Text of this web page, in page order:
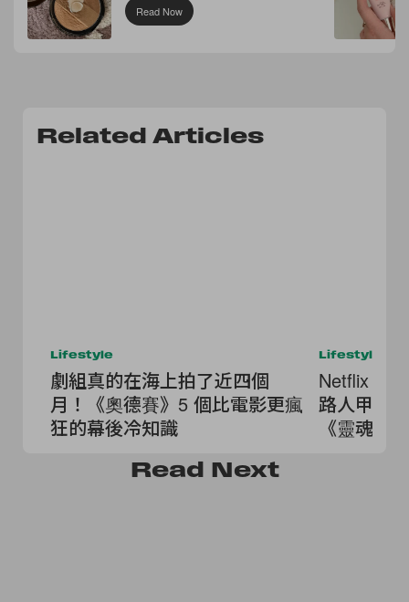
Read Now
Related Articles
Lifestyle
劇組真的在海上拍了近四個
月！《奧德賽》5 個比電影更瘋
狂的幕後冷知識
Lifestyle
Netflix 五
路人甲》
《靈魂之
Read Next